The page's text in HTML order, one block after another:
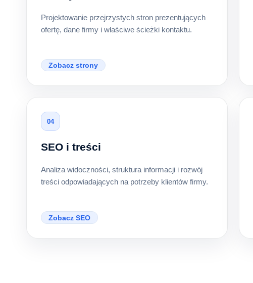
Projektowanie przejrzystych stron prezentujących
ofertę, dane firmy i właściwe ścieżki kontaktu.
Zobacz strony
04
SEO i treści
Analiza widoczności, struktura informacji i rozwój
treści odpowiadających na potrzeby klientów firmy.
Zobacz SEO